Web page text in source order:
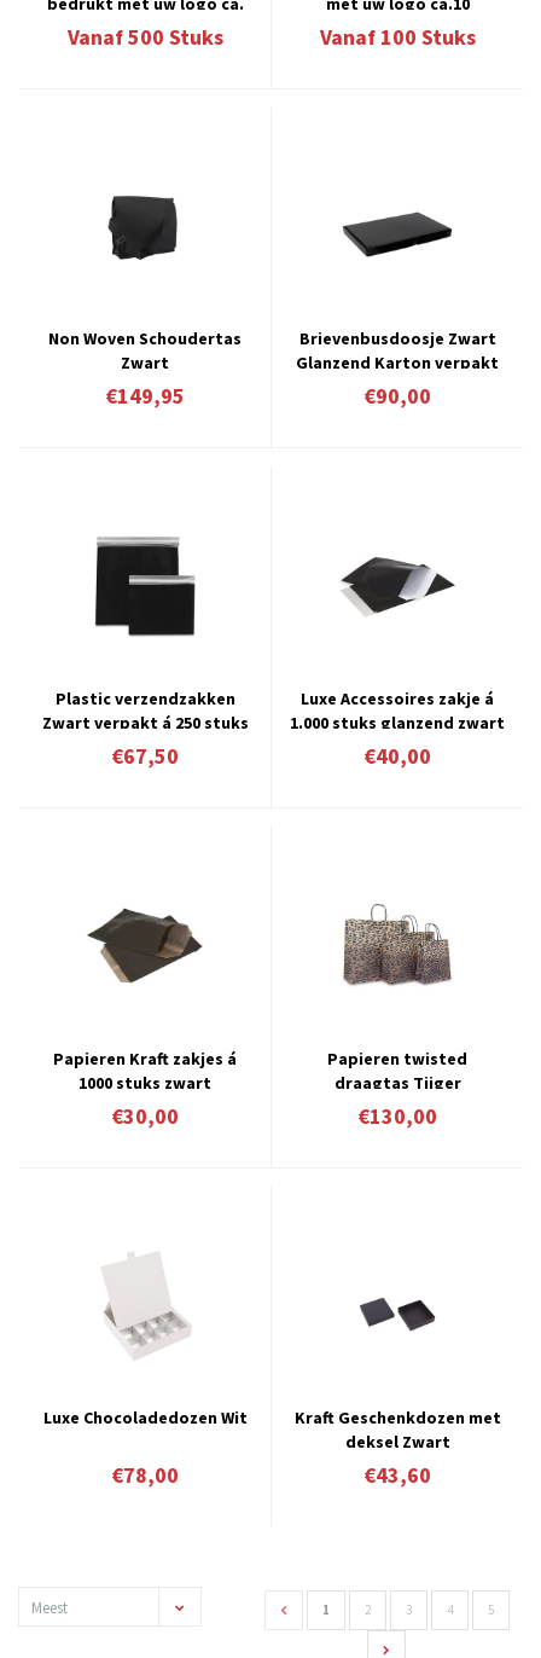
10 á 12 weken
Vanaf500 Stuks
werkdagen 12.5
Vanaf100 Stuks
Non Woven Schoudertas
Zwart
€149,95
Brievenbusdoosje Zwart
Glanzend Karton verpakt
á 100 stuks € 0,90 per stuk
€90,00
Plastic verzendzakken
Zwart verpakt á 250 stuks
vanaf € 0,27 per stuk
€67,50
Luxe Accessoires zakje á
1.000 stuks glanzend zwart
€40,00
Papieren Kraft zakjes á
1000 stuks zwart
€30,00
Papieren twisted
draagtas Tijger
€130,00
Luxe Chocoladedozen Wit
€78,00
Kraft Geschenkdozen met
deksel Zwart
€43,60
Meest
1 2 3 4 5